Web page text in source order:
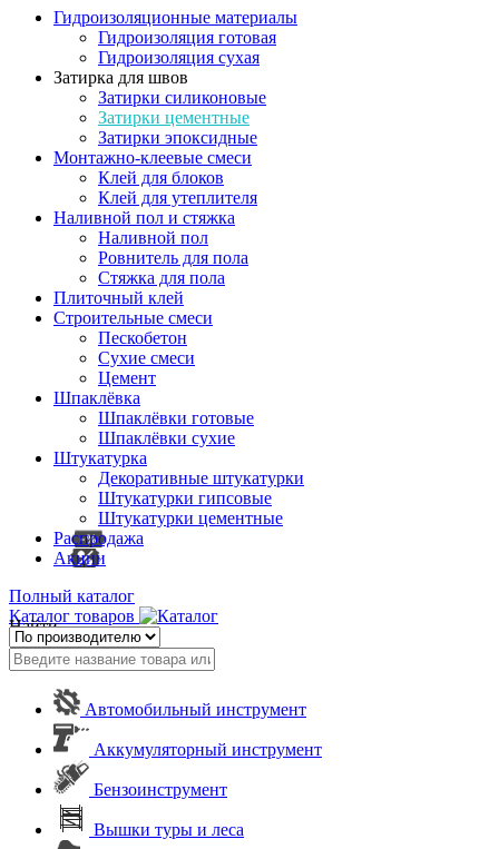
Гидроизоляционные материалы
Гидроизоляция готовая
Гидроизоляция сухая
Затирка для швов
Затирки силиконовые
Затирки цементные
Затирки эпоксидные
Монтажно-клеевые смеси
Клей для блоков
Клей для утеплителя
Наливной пол и стяжка
Наливной пол
Ровнитель для пола
Стяжка для пола
Плиточный клей
Строительные смеси
Пескобетон
Сухие смеси
Цемент
Шпаклёвка
Шпаклёвки готовые
Шпаклёвки сухие
Штукатурка
Декоративные штукатурки
Штукатурки гипсовые
Штукатурки цементные
Распродажа
Акции
Полный каталог
Каталог товаров
Найти
Автомобильный инструмент
Аккумуляторный инструмент
Бензоинструмент
Вышки туры и леса